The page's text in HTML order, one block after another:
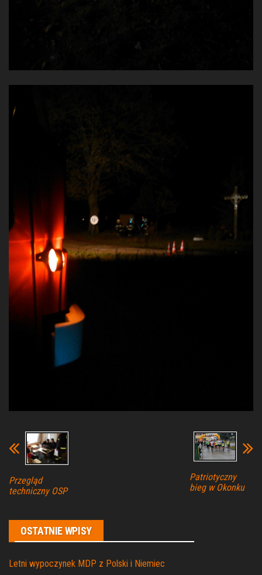
Przegląd
techniczny OSP
Patriotyczny
bieg w Okonku
OSTATNIE WPISY
Letni wypoczynek MDP z Polski i Niemiec